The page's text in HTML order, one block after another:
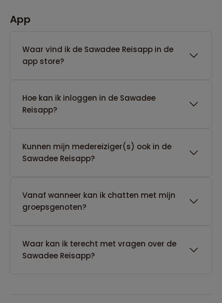
App
Waar vind ik de Sawadee Reisapp in de
app store?
Hoe kan ik inloggen in de Sawadee
Reisapp?
Kunnen mijn medereiziger(s) ook in de
Sawadee Reisapp?
Vanaf wanneer kan ik chatten met mijn
groepsgenoten?
Waar kan ik terecht met vragen over de
Sawadee Reisapp?